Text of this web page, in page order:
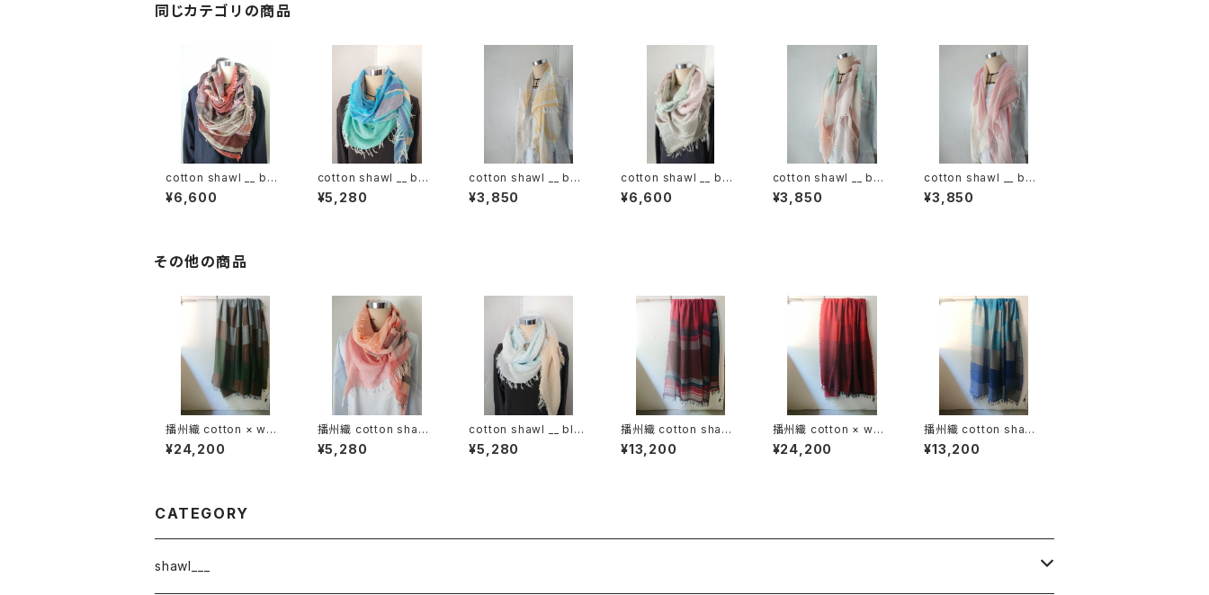
同じカテゴリの商品
cotton shawl __ bor
der 220
¥6,600
cotton shawl __ bor
der 160 海嶺w
¥5,280
cotton shawl __ bor
der 120 蒲公英w
¥3,850
cotton shawl __ bor
der 220
¥6,600
cotton shawl __ bor
der 120 春麗w
¥3,850
cotton shawl __ bor
der 120 桜花w
¥3,850
その他の商品
播州織 cotton × woo
l __ block 220-120
狭霧GK
¥24,200
播州織 cotton shawl
__ border 160 夕映w
¥5,280
cotton shawl __ blo
ck 160 朝朗w
¥5,280
播州織 cotton shawl_
_ border 220-120 火
輪GK
¥13,200
播州織 cotton × woo
l __ block 220-120
落陽GK
¥24,200
播州織 cotton shawl
__ block 220-120 深
海GK
¥13,200
CATEGORY
shawl___